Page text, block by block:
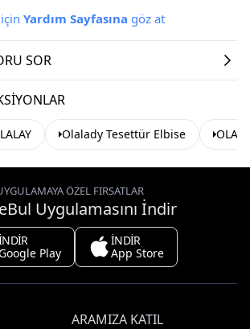
Yardım Sayfasına göz at
SOR
Olalady Tesettür Elbise
ÖZEL FIRSATLAR
Uygulamasını İndir
Play
İNDİR
App Store
ARAMIZA KATIL